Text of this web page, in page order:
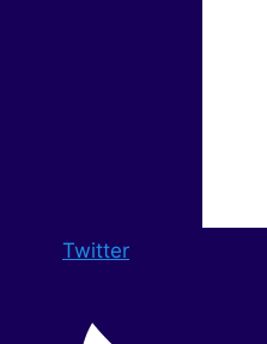
Twitter